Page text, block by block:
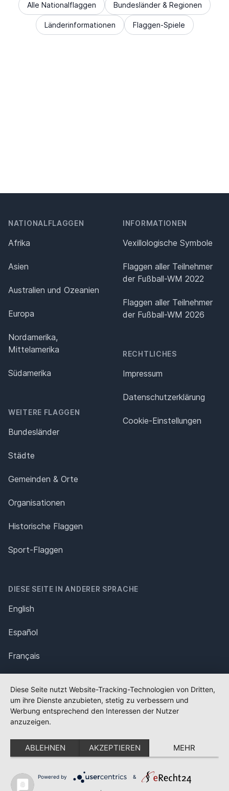
Alle Nationalflaggen Bundesländer & Regionen
Länderinformationen Flaggen-Spiele
NATIONALFLAGGEN
Afrika
Asien
Australien und Ozeanien
Europa
Nordamerika,
Mittelamerika
Südamerika
WEITERE FLAGGEN
Bundesländer
Städte
Gemeinden & Orte
Organisationen
Historische Flaggen
Sport-Flaggen
INFORMATIONEN
Vexillologische Symbole
Flaggen aller Teilnehmer
der Fußball-WM 2022
Flaggen aller Teilnehmer
der Fußball-WM 2026
RECHTLICHES
Impressum
Datenschutz­erklärung
Cookie-Einstellungen
DIESE SEITE IN ANDERER SPRACHE
English
Español
Français
Polska
Português
Nederlands
Svenska
Diese Seite nutzt Website-Tracking-Technologien von Dritten,
um ihre Dienste anzubieten, stetig zu verbessern und
Werbung entsprechend den Interessen der Nutzer
anzuzeigen.
ABLEHNEN AKZEPTIEREN MEHR
Powered by &